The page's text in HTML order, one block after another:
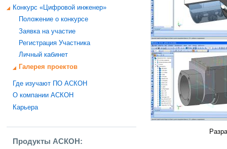
Конкурс «Цифровой инженер»
Положение о конкурсе
Заявка на участие
Регистрация Участника
Личный кабинет
Галерея проектов
Где изучают ПО АСКОН
О компании АСКОН
Карьера
Продукты АСКОН: